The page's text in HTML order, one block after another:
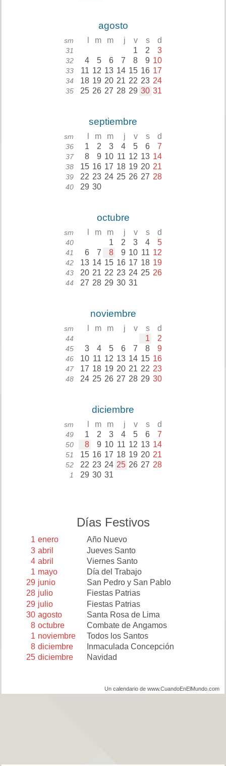
agosto
sm m m j v s d
31 1 2 3
32 4 5 6 7 8 9 10
33 11 12 13 14 15 16 17
34 18 19 20 21 22 23 24
35 25 26 27 28 29 30 31
septiembre
sm m m j v s d
36 1 2 3 4 5 6 7
37 8 9 10 11 12 13 14
38 15 16 17 18 19 20 21
39 22 23 24 25 26 27 28
40 29 30
octubre
sm m m j v s d
40 1 2 3 4 5
41 6 7 8 9 10 11 12
42 13 14 15 16 17 18 19
43 20 21 22 23 24 25 26
44 27 28 29 30 31
noviembre
sm m m j v s d
44 1 2
45 3 4 5 6 7 8 9
46 10 11 12 13 14 15 16
47 17 18 19 20 21 22 23
48 24 25 26 27 28 29 30
diciembre
sm m m j v s d
49 1 2 3 4 5 6 7
50 8 9 10 11 12 13 14
51 15 16 17 18 19 20 21
52 22 23 24 25 26 27 28
1 29 30 31
Días Festivos
1 enero
Año Nuevo
3 abril
Jueves Santo
4 abril
Viernes Santo
1 mayo
Día del Trabajo
29 junio
San Pedro y San Pablo
28 julio
Fiestas Patrias
29 julio
Fiestas Patrias
30 agosto
Santa Rosa de Lima
8 octubre
Combate de Angamos
1 noviembre
Todos los Santos
8 diciembre
Inmaculada Concepción
25 diciembre Navidad
Un calendario de www.CuandoEnElMundo.com